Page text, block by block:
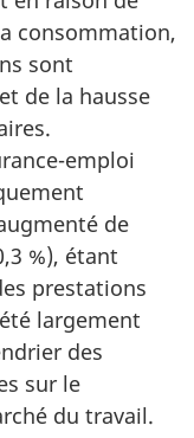
consommation,
sont
de la hausse
emploi
de
%), étant
prestations
largement
des
sur le
du travail.